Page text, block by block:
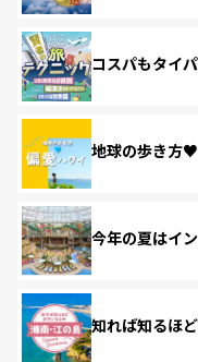
コスパもタイ
地球の歩き方
今年の夏はイ
知れば知るほ